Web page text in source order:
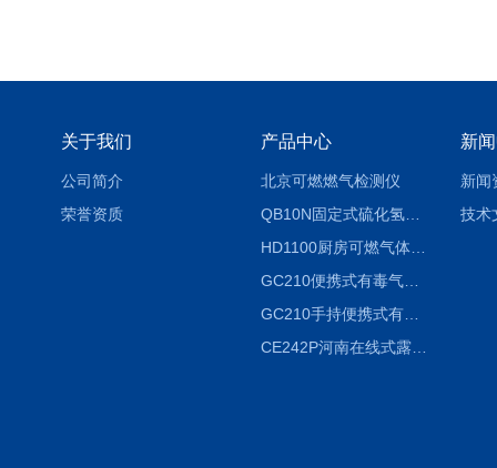
关于我们
公司简介
荣誉资质
产品中心
北京可燃燃气检测仪
QB10N固定式硫化氢气体检测仪H2S气体泄漏探头
HD1100厨房可燃气体泄漏浓度探测器天然气检测仪
GC210便携式有毒气体浓度探测器氨气检测仪养殖场
GC210手持便携式有毒CL2气体探测器氯气检测仪
CE242P河南在线式露点仪
新
新闻
技术